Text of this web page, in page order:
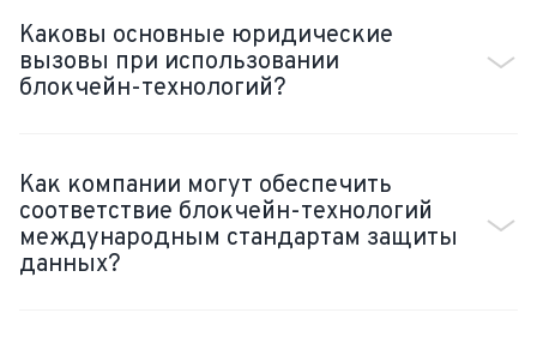
Каковы основные юридические
вызовы при использовании
блокчейн-технологий?
Как компании могут обеспечить
соответствие блокчейн-технологий
международным стандартам защиты
данных?